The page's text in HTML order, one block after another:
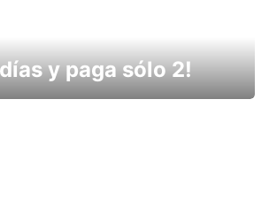
y paga sólo 2!